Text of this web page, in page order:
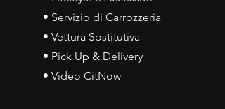
• Servizio di Carrozzeria
• Vettura Sostitutiva
• Pick Up & Delivery
• Video CitNow